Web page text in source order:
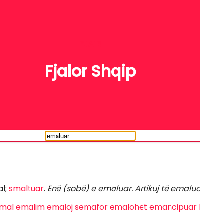
Fjalor Shqip
smaltuar. Enë (sobë) e emaluar. Artikuj të
emalimemalojsemaforemalohet emancipuar